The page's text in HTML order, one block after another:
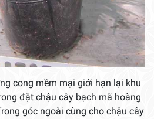
cong mềm mại giới hạn lại khu
đặt chậu cây bạch mã hoàng
góc ngoài cùng cho chậu cây